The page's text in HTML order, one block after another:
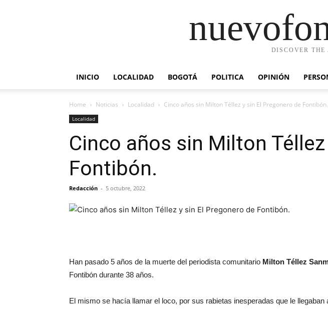
DISCOVER
INICIO LOCALIDAD BOGOTÁ POLITICA OPINIÓN
Home Noticias Localidad Cinco años sin Milton Téllez y sin El Pregonero de Fontibón.
Localidad
Cinco años sin Milton
Fontibón.
Redacción - 5 octubre, 2022
Han pasado 5 años de la muerte del periodista comunitario Milton Téllez
Fontibón durante 38 años.
El mismo se hacía llamar el loco, por sus rabietas inesperadas que le llegaban